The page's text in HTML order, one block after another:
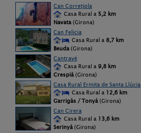
Can Corretjola
Casa Rural a 5,2 km
Navata (Girona)
Can Felicia
Casa Rural a 8,7 km
Beuda (Girona)
Cantravé
Casa Rural a 9,8 km
Crespià (Girona)
Casa Rural Ermita de Santa Llúcia
Casa Rural a 12,6 km
Garrigàs / Tonyà (Girona)
Can Cirera
Casa Rural a 13,6 km
Serinyà (Girona)